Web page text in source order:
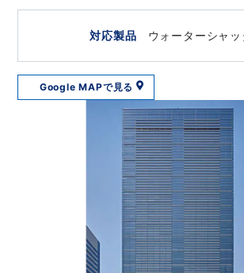
対応製品 ウォーターシャッ
Google MAPで見る